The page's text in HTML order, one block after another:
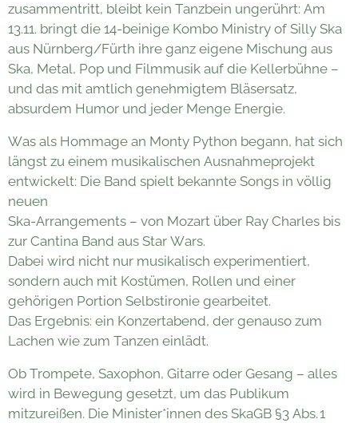
zusammentritt, bleibt kein Tanzbein ungerührt: Am
13.11. bringt die 14-beinige Kombo Ministry of Silly Ska
aus Nürnberg/Fürth ihre ganz eigene Mischung aus
Ska, Metal, Pop und Filmmusik auf die Kellerbühne –
und das mit amtlich genehmigtem Bläsersatz,
absurdem Humor und jeder Menge Energie.
Was als Hommage an Monty Python begann, hat sich
längst zu einem musikalischen Ausnahmeprojekt
entwickelt: Die Band spielt bekannte Songs in völlig
neuen
Ska-Arrangements – von Mozart über Ray Charles bis
zur Cantina Band aus Star Wars.
Dabei wird nicht nur musikalisch experimentiert,
sondern auch mit Kostümen, Rollen und einer
gehörigen Portion Selbstironie gearbeitet.
Das Ergebnis: ein Konzertabend, der genauso zum
Lachen wie zum Tanzen einlädt.
Ob Trompete, Saxophon, Gitarre oder Gesang – alles
wird in Bewegung gesetzt, um das Publikum
mitzureißen. Die Minister*innen des SkaGB §3 Abs. 1